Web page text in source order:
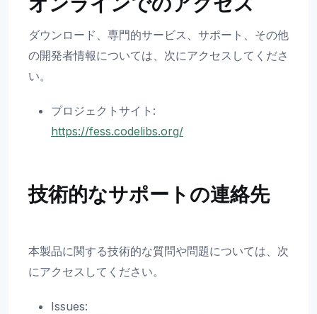
ダウンロード、専門的サービス、サポート、その他
の開発者情報については、次にアクセスしてくださ
い。
プロジェクトサイト:
https://fess.codelibs.org/
技術的なサポートの連絡先
本製品に関する技術的な質問や問題については、次
にアクセスしてください。
Issues: